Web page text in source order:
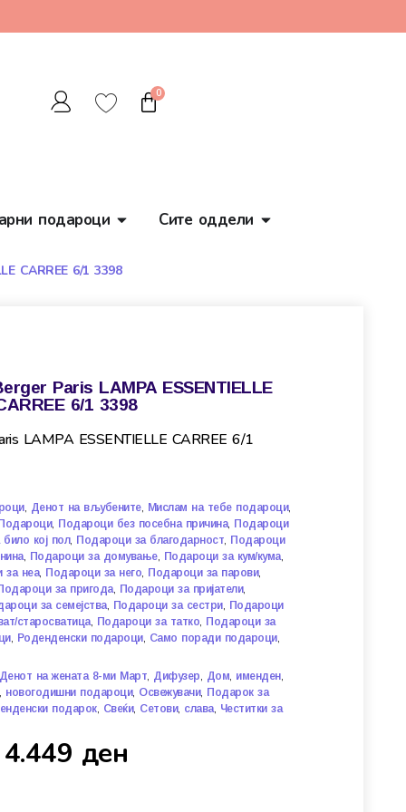
0
подароци Сите оддели
CARREE 6/1 3398
Paris LAMPA ESSENTIELLE
6/1 3398
LAMPA ESSENTIELLE CARREE 6/1
, Денот на вљубените, Мислам на тебе подароци,
, Подароци без посебна причина, Подароци
кој пол, Подароци за благодарност, Подароци
, Подароци за домување, Подароци за кум/кума,
за неа, Подароци за него, Подароци за парови,
за пригода, Подароци за пријатели,
за семејства, Подароци за сестри, Подароци
старосватица, Подароци за татко, Подароци за
, Роденденски подароци, Само поради подароци,
на жената 8-ми Март, Дифузер, Дом, именден,
, новогодишни подароци, Освежувачи, Подарок за
подарок, Свеќи, Сетови, слава, Честитки за
4.449 ден